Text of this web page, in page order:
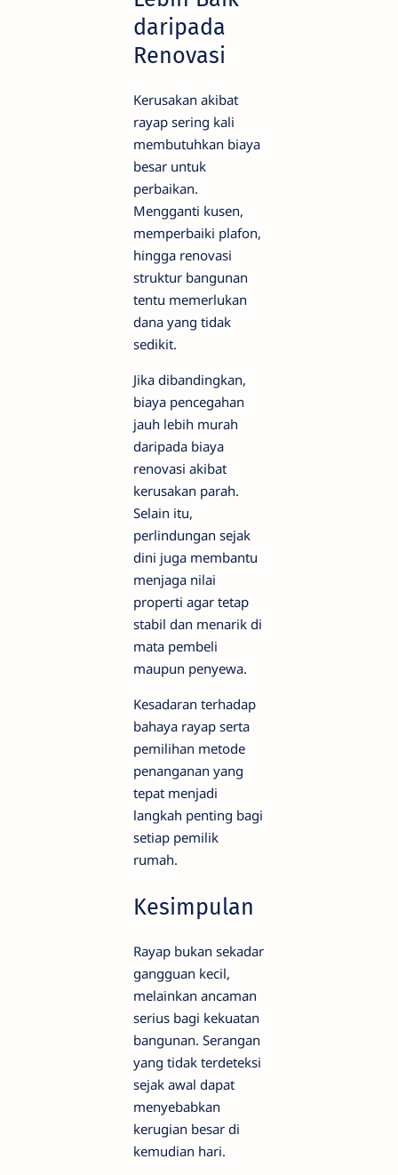
daripada
Renovasi
Kerusakan akibat
rayap sering kali
membutuhkan biaya
besar untuk
perbaikan.
Mengganti kusen,
memperbaiki plafon,
hingga renovasi
struktur bangunan
tentu memerlukan
dana yang tidak
sedikit.
Jika dibandingkan,
biaya pencegahan
jauh lebih murah
daripada biaya
renovasi akibat
kerusakan parah.
Selain itu,
perlindungan sejak
dini juga membantu
menjaga nilai
properti agar tetap
stabil dan menarik di
mata pembeli
maupun penyewa.
Kesadaran terhadap
bahaya rayap serta
pemilihan metode
penanganan yang
tepat menjadi
langkah penting bagi
setiap pemilik
rumah.
Kesimpulan
Rayap bukan sekadar
gangguan kecil,
melainkan ancaman
serius bagi kekuatan
bangunan. Serangan
yang tidak terdeteksi
sejak awal dapat
menyebabkan
kerugian besar di
kemudian hari.